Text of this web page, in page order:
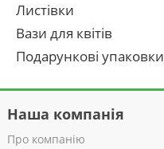
Листівки
Вази для квітів
Подарункові упаковки
Наша компанія
Про компанію